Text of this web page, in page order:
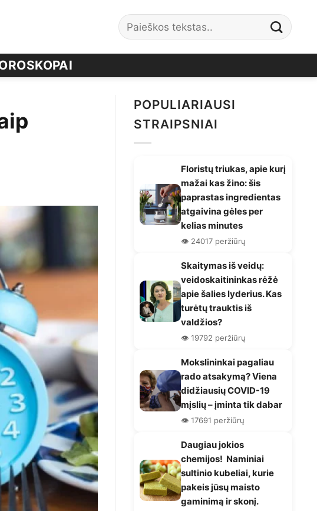
POPULIARIAUSI
STRAIPSNIAI
Floristų triukas, apie kurį
mažai kas žino: šis
paprastas ingredientas
atgaivina gėles per
kelias minutes
👁️ 24017 peržiūrų
Skaitymas iš veidų:
veidoskaitininkas rėžė
apie šalies lyderius. Kas
turėtų trauktis iš
valdžios?
👁️ 19792 peržiūrų
Mokslininkai pagaliau
rado atsakymą? Viena
didžiausių COVID-19
mįslių – įminta tik dabar
👁️ 17691 peržiūrų
Daugiau jokios
chemijos! Naminiai
sultinio kubeliai, kurie
pakeis jūsų maisto
gaminimą ir skonį.